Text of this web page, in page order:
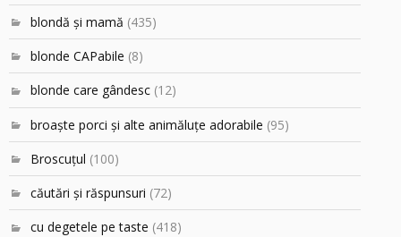
blondă şi mamă (435)
blonde CAPabile (8)
blonde care gândesc (12)
broaşte porci şi alte animăluţe adorabile (95)
Broscuțul (100)
căutări şi răspunsuri (72)
cu degetele pe taste (418)